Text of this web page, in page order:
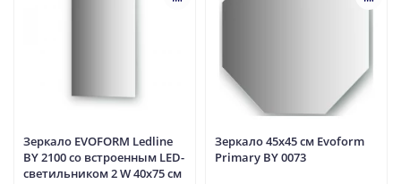
Зеркало EVOFORM Ledline
BY 2100 со встроенным LED-
светильником 2 W 40х75 cм
Зеркало 45x45 см Evoform
Primary BY 0073